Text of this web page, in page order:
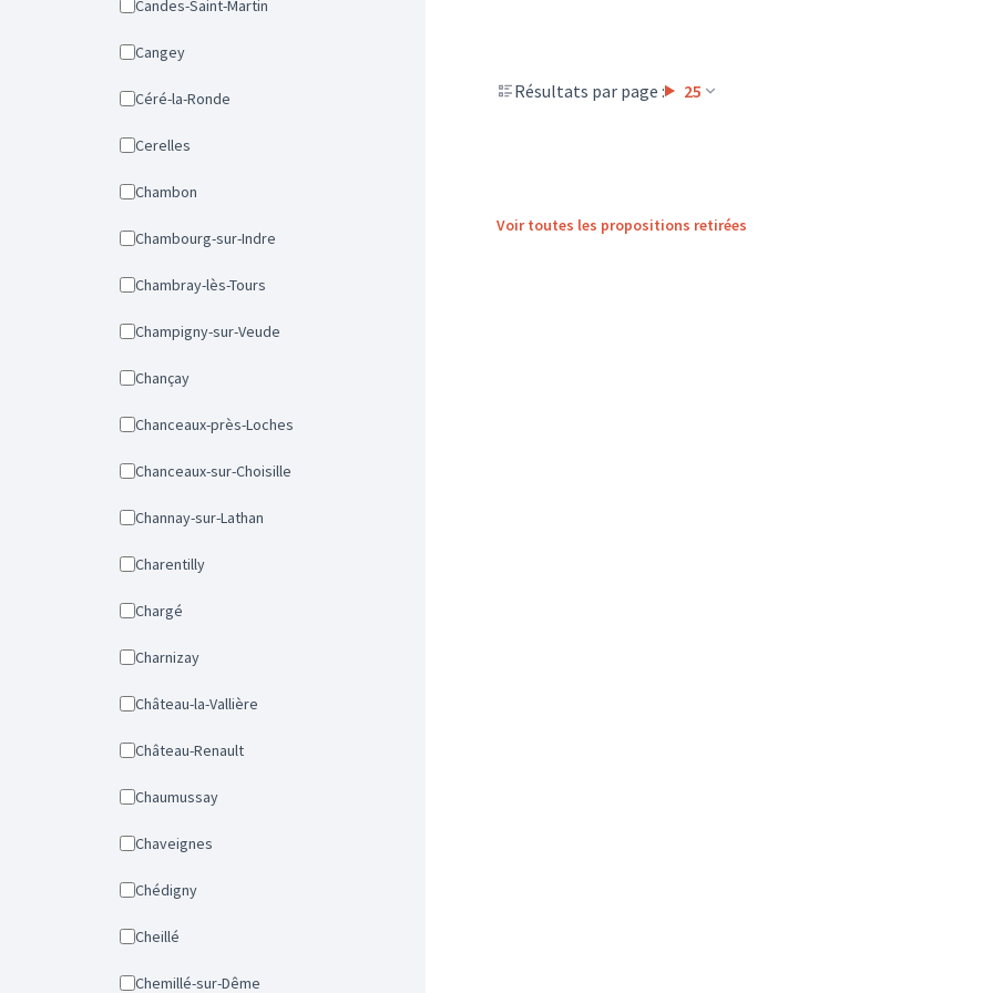
Candes-Saint-Martin
Cangey
Céré-la-Ronde
Cerelles
Chambon
Chambourg-sur-Indre
Chambray-lès-Tours
Champigny-sur-Veude
Chançay
Chanceaux-près-Loches
Chanceaux-sur-Choisille
Channay-sur-Lathan
Charentilly
Chargé
Charnizay
Château-la-Vallière
Château-Renault
Chaumussay
Chaveignes
Chédigny
Cheillé
Chemillé-sur-Dême
Résultats par page : 25
Voir toutes les propositions retirées